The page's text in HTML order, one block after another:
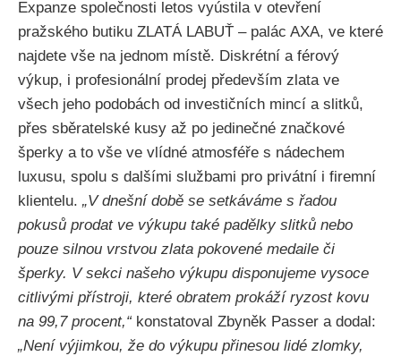
Expanze společnosti letos vyústila v otevření
pražského butiku ZLATÁ LABUŤ – palác AXA, ve které
najdete vše na jednom místě. Diskrétní a férový
výkup, i profesionální prodej především zlata ve
všech jeho podobách od investičních mincí a slitků,
přes sběratelské kusy až po jedinečné značkové
šperky a to vše ve vlídné atmosféře s nádechem
luxusu, spolu s dalšími službami pro privátní i firemní
klientelu. „V dnešní době se setkáváme s řadou
pokusů prodat ve výkupu také padělky slitků nebo
pouze silnou vrstvou zlata pokovené medaile či
šperky. V sekci našeho výkupu disponujeme vysoce
citlivými přístroji, které obratem prokáží ryzost kovu
na 99,7 procent,“ konstatoval Zbyněk Passer a dodal:
„Není výjimkou, že do výkupu přinesou lidé zlomky,